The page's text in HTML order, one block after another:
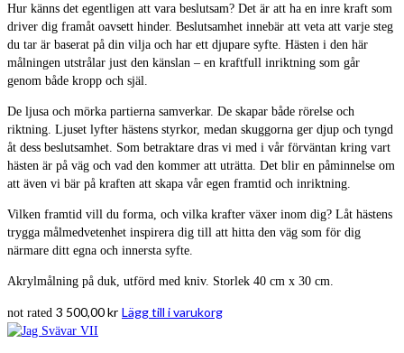
Hur känns det egentligen att vara beslutsam? Det är att ha en inre kraft som
driver dig framåt oavsett hinder. Beslutsamhet innebär att veta att varje steg
du tar är baserat på din vilja och har ett djupare syfte. Hästen i den här
målningen utstrålar just den känslan – en kraftfull inriktning som går
genom både kropp och själ.
De ljusa och mörka partierna samverkar. De skapar både rörelse och
riktning. Ljuset lyfter hästens styrkor, medan skuggorna ger djup och tyngd
åt dess beslutsamhet. Som betraktare dras vi med i vår förväntan kring vart
hästen är på väg och vad den kommer att uträtta. Det blir en påminnelse om
att även vi bär på kraften att skapa vår egen framtid och inriktning.
Vilken framtid vill du forma, och vilka krafter växer inom dig? Låt hästens
trygga målmedvetenhet inspirera dig till att hitta den väg som för dig
närmare ditt egna och innersta syfte.
Akrylmålning på duk, utförd med kniv. Storlek 40 cm x 30 cm.
not rated 3 500,00kr Lägg till i varukorg